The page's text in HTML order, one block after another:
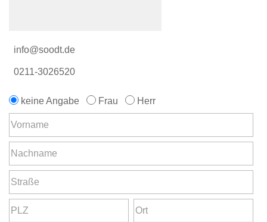
info@soodt.de
0211-3026520
keine Angabe Frau Herr